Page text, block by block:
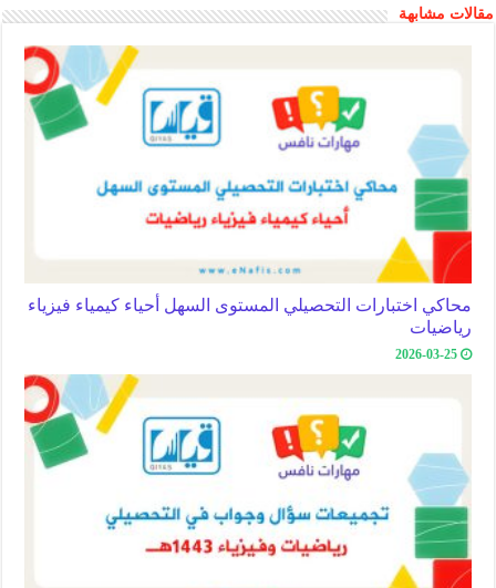
مقالات مشابهة
محاكي اختبارات التحصيلي المستوى السهل أحياء كيمياء فيزياء
رياضيات
2026-03-25